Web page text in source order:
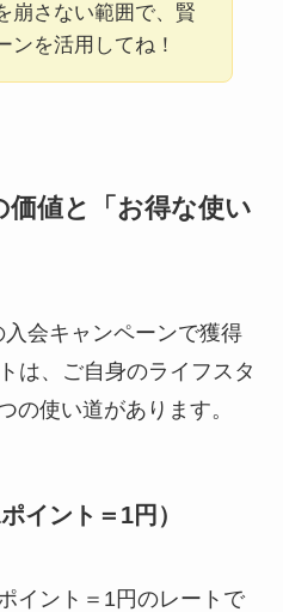
崩さない範囲で、賢
ンを活用してね！
価値と「お得な使い
会キャンペーンで獲得
は、ご自身のライフスタ
の使い道があります。
イント＝1円）
イント＝1円のレートで